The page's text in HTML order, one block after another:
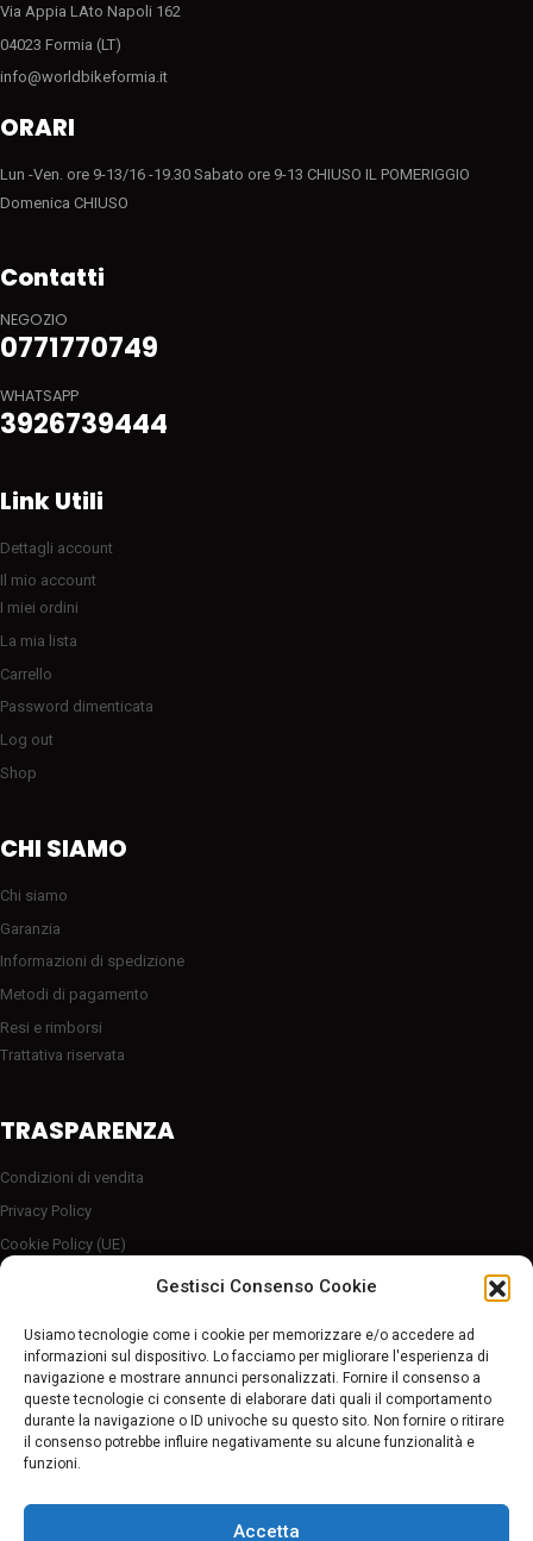
Gestisci Consenso Cookie
Usiamo tecnologie come i cookie per memorizzare e/o accedere ad
informazioni sul dispositivo. Lo facciamo per migliorare l'esperienza di
navigazione e mostrare annunci personalizzati. Fornire il consenso a
queste tecnologie ci consente di elaborare dati quali il comportamento
durante la navigazione o ID univoche su questo sito. Non fornire o ritirare
il consenso potrebbe influire negativamente su alcune funzionalità e
funzioni.
Accetta
Via Appia LAto Napoli 162
04023 Formia (LT)
info@worldbikeformia.it
ORARI
Lun -Ven. ore 9-13/16 -19.30 Sabato ore 9-13 CHIUSO IL POMERIGGIO
Domenica CHIUSO
Contatti
NEGOZIO
0771770749
WHATSAPP
3926739444
Link Utili
Dettagli account
Il mio account
I miei ordini
La mia lista
Carrello
Password dimenticata
Log out
Shop
CHI SIAMO
Chi siamo
Garanzia
Informazioni di spedizione
Metodi di pagamento
Resi e rimborsi
Trattativa riservata
TRASPARENZA
Condizioni di vendita
Privacy Policy
Cookie Policy (UE)
Server sicuro HTTP2/SSL
Follow Us
Pagamenti sicuri